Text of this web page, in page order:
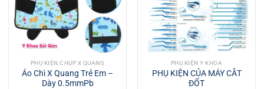
PHỤ KIỆN CHỤP X QUANG
Áo Chì X Quang Trẻ Em –
Dày 0.5mmPb
PHỤ KIỆN Y KHOA
PHỤ KIỆN CỦA MÁY CẮT
ĐỐT